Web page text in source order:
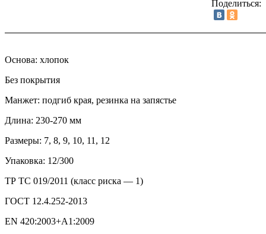
Поделиться:
Основа: хлопок
Без покрытия
Манжет: подгиб края, резинка на запястье
Длина: 230-270 мм
Размеры: 7, 8, 9, 10, 11, 12
Упаковка: 12/300
ТР ТС 019/2011 (класс риска — 1)
ГОСТ 12.4.252-2013
EN 420:2003+A1:2009